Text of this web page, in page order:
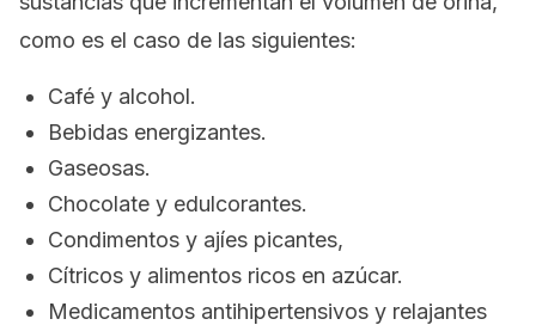
como es el caso de las siguientes:
Café y alcohol.
Bebidas energizantes.
Gaseosas.
Chocolate y edulcorantes.
Condimentos y ajíes picantes,
Cítricos y alimentos ricos en azúcar.
Medicamentos antihipertensivos y relajantes